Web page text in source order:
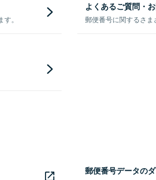
。
よくあるご質問・
郵便番号に関するさま
郵便番号データの